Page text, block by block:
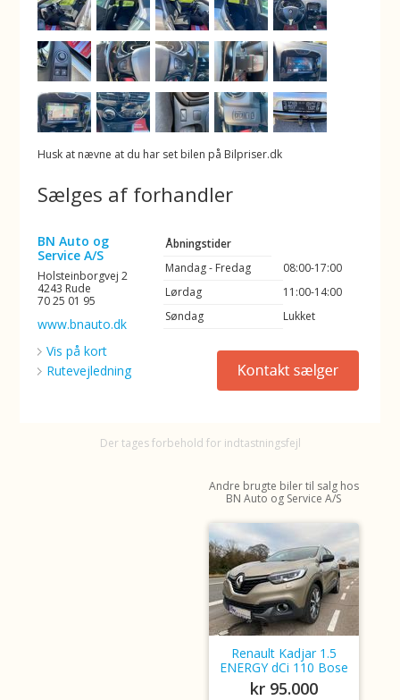
Husk at nævne at du har set bilen på Bilpriser.dk
Sælges af forhandler
BN Auto og
Service A/S
Holsteinborgvej 2
4243 Rude
70 25 01 95
www.bnauto.dk
Vis på kort
Rutevejledning
Åbningstider
Mandag - Fredag
08:00-17:00
Lørdag
11:00-14:00
Søndag
Lukket
Der tages forbehold for indtastningsfejl
Andre brugte biler til salg hos
BN Auto og Service A/S
Renault Kadjar 1.5
ENERGY dCi 110 Bose
kr 95.000